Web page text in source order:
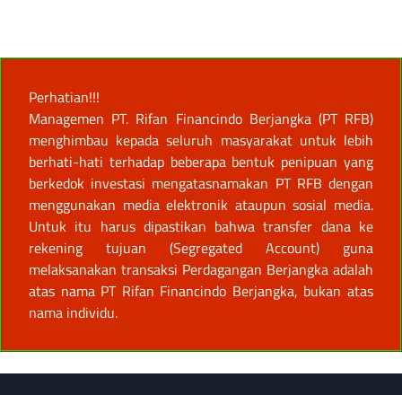
Perhatian!!!
Managemen PT. Rifan Financindo Berjangka (PT RFB)
menghimbau kepada seluruh masyarakat untuk lebih
berhati-hati terhadap beberapa bentuk penipuan yang
berkedok investasi mengatasnamakan PT RFB dengan
menggunakan media elektronik ataupun sosial media.
Untuk itu harus dipastikan bahwa transfer dana ke
rekening tujuan (Segregated Account) guna
melaksanakan transaksi Perdagangan Berjangka adalah
atas nama PT Rifan Financindo Berjangka, bukan atas
nama individu.